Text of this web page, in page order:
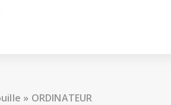
» ORDINATEUR